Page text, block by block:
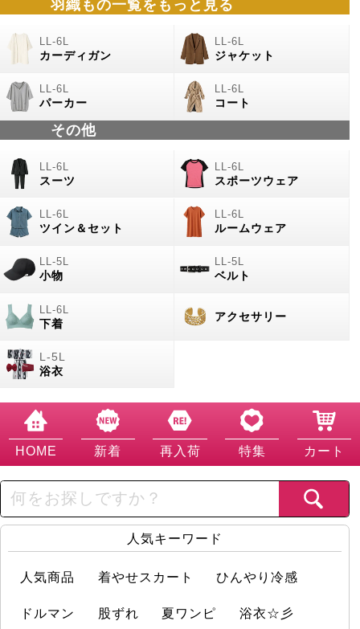
羽織もの一覧をもっと見る
カーディガン ジャケット
パーカー コート
その他
スーツ スポーツウェア
ツイン＆セット ルームウェア
小物 ベルト
下着
アクセサリー
浴衣
HOME 新着 再入荷 特集 カート
人気キーワード
人気商品 着やせスカート ひんやり冷感
ドルマン 股ずれ 夏ワンピ 浴衣☆彡